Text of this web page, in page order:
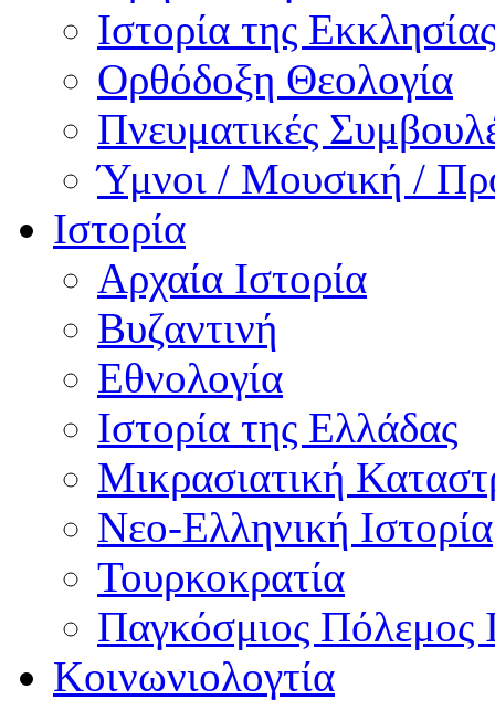
Ιστορία της Εκκλησίας
Ορθόδοξη Θεολογία
Πνευματικές
Ύμνοι / Μουσική /
Ιστορία
Αρχαία Ιστορία
Βυζαντινή
Εθνολογία
Ιστορία της Ελλάδας
Μικρασιατική
Νεο-Ελληνική Ιστορία
Τουρκοκρατία
Παγκόσμιος Πόλεμος
Κοινωνιολογτία